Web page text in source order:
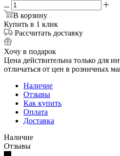
В корзину
Купить в 1 клик
Рассчитать доставку
Хочу в подарок
Цена действительна только для
отличаться от цен в розничных
Наличие
Отзывы
Как купить
Оплата
Доставка
Наличие
Отзывы